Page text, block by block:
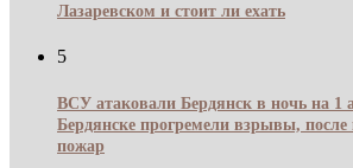
Лазаревском и стоит ли ехать
5
ВСУ атаковали Бердянск в ночь на 1
Бердянске прогремели взрывы, после
пожар